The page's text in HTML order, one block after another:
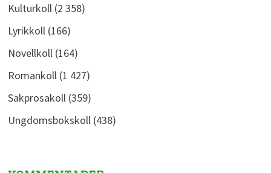
Kulturkoll(2 358)
Lyrikkoll(166)
Novellkoll(164)
Romankoll(1 427)
Sakprosakoll(359)
Ungdomsbokskoll(438)